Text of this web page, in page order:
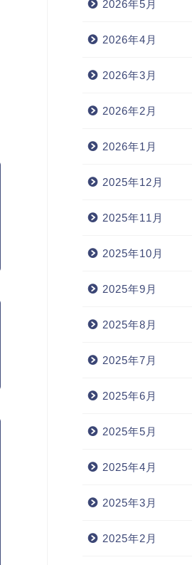
2026年5月
2026年4月
2026年3月
2026年2月
2026年1月
2025年12月
2025年11月
2025年10月
2025年9月
2025年8月
2025年7月
2025年6月
2025年5月
2025年4月
2025年3月
2025年2月